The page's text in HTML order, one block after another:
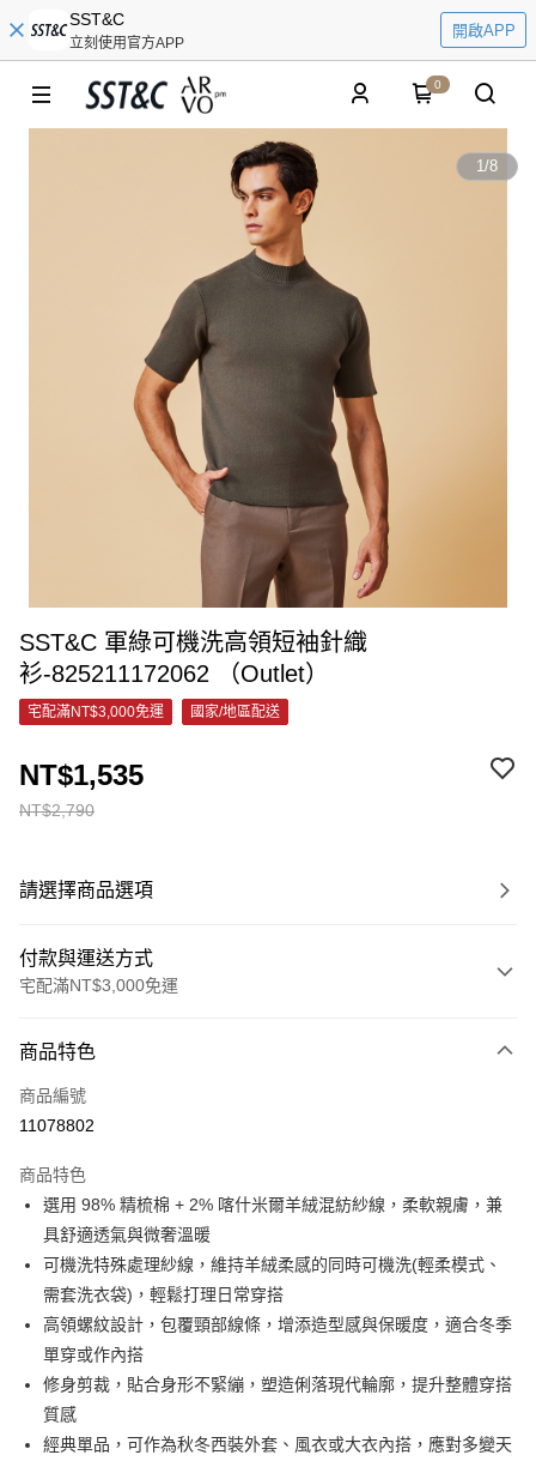
SST&C
立刻使用官方APP
開啟APP
0
1/8
SST&C 軍綠可機洗高領短袖針織
衫-825211172062 （Outlet）
宅配滿NT$3,000免運 國家/地區配送
NT$2,790
NT$1,535
請選擇商品選項
付款與運送方式
宅配滿NT$3,000免運
信用卡一次付款
信用卡分期付款
合作金庫商業銀行
華南商業銀行
彰化商業銀行
上海商業儲蓄銀行
國泰世華商業銀行
兆豐國際商業銀行
臺灣中小企業銀行
匯豐（台灣）商業銀行
華泰商業銀行
聯邦商業銀行
遠東國際商業銀行
元大商業銀行
玉山商業銀行
星展（台灣）商業銀行
台新國際商業銀行
台灣樂天信用卡公司
6 期 0 利率 每期
華南商業銀行
上海商業儲蓄銀行
台北富邦商業銀行
國泰世華商業銀行
臺灣中小企業銀行
台中商業銀行
匯豐（台灣）商業銀行
聯邦商業銀行
遠東國際商業銀行
元大商業銀行
永豐商業銀行
玉山商業銀行
台新國際商業銀行
中國信託商業銀行
LINE Pay
Apple Pay
街口支付
悠遊付
Google Pay
ATM付款
商品特色
商品編號
11078802
商品特色
選用 98% 精梳棉 + 2% 喀什米爾羊絨混紡紗線，柔軟親膚，兼
具舒適透氣與微奢溫暖
可機洗特殊處理紗線，維持羊絨柔感的同時可機洗(輕柔模式、
需套洗衣袋)，輕鬆打理日常穿搭
高領螺紋設計，包覆頸部線條，增添造型感與保暖度，適合冬季
單穿或作內搭
修身剪裁，貼合身形不緊繃，塑造俐落現代輪廓，提升整體穿搭
質感
經典單品，可作為秋冬西裝外套、風衣或大衣內搭，應對多變天